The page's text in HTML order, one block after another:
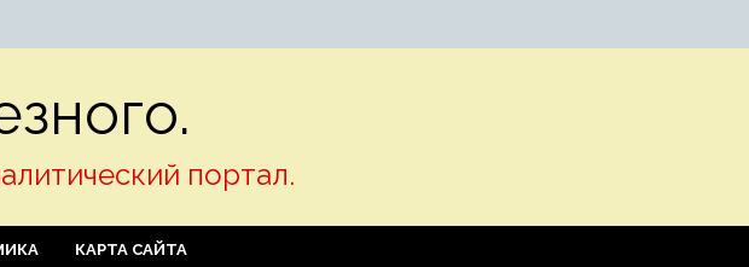
портал.
КАРТА САЙТА